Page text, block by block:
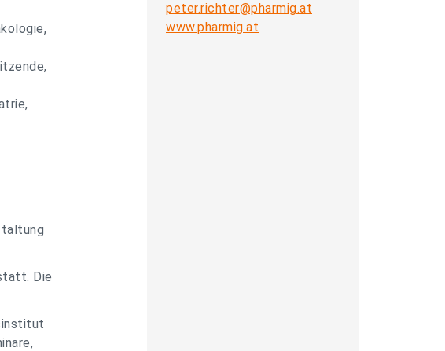
Die
peter.richter@pharmig.at
www.pharmig.at